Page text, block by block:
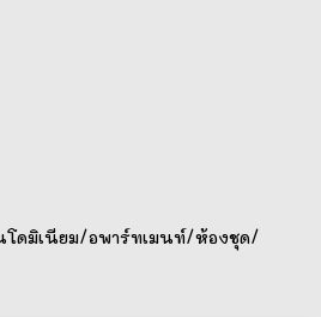
โดมิเนียม/อพาร์ทเมนท์/ห้องชุด/